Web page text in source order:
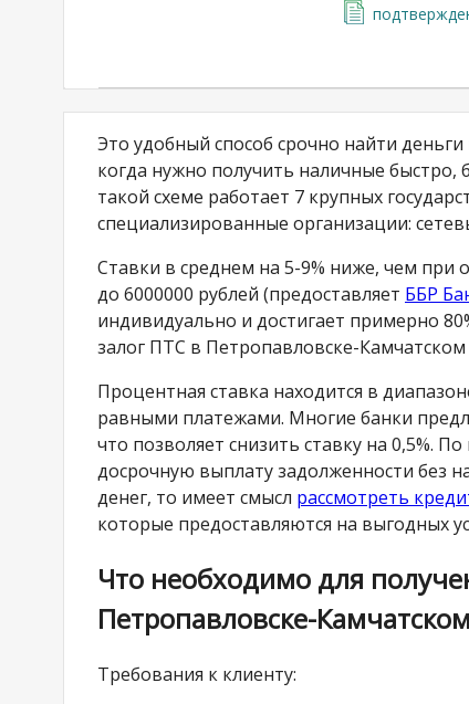
Это удобный способ срочно найти
когда нужно получить наличные быстро,
такой схеме работает 7 крупных
специализированные организации:
Ставки в среднем на 5-9% ниже, чем при
до 6000000 рублей (предоставляет ББР
индивидуально и достигает примерно
залог ПТС в Петропавловске-
Процентная ставка находится в
равными платежами. Многие банки
что позволяет снизить ставку на 0,5%.
досрочную выплату задолженности без
денег, то имеет смысл рассмотреть
которые предоставляются на выгодных
Что необходимо для
Петропавловске-Камчатском
Требования к клиенту: